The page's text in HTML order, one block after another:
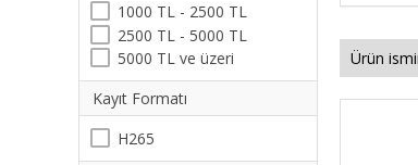
1000 TL - 2500 TL
2500 TL - 5000 TL
5000 TL ve üzeri
Kayıt Formatı
H265